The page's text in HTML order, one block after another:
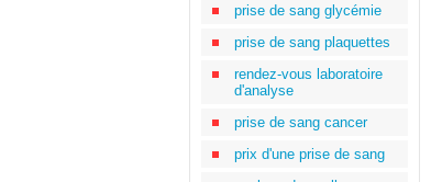
prise de sang glycémie
prise de sang plaquettes
rendez-vous laboratoire
d'analyse
prise de sang cancer
prix d'une prise de sang